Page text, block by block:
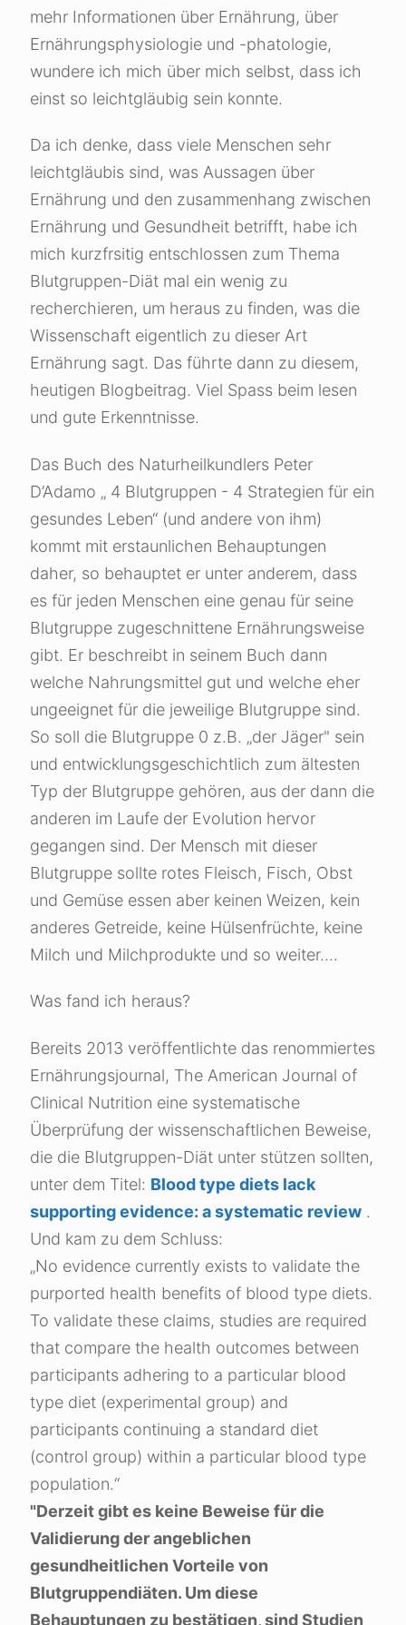
mehr Informationen über Ernährung, über
Ernährungsphysiologie und -phatologie,
wundere ich mich über mich selbst, dass ich
einst so leichtgläubig sein konnte.
Da ich denke, dass viele Menschen sehr
leichtgläubis sind, was Aussagen über
Ernährung und den zusammenhang zwischen
Ernährung und Gesundheit betrifft, habe ich
mich kurzfrsitig entschlossen zum Thema
Blutgruppen-Diät mal ein wenig zu
recherchieren, um heraus zu finden, was die
Wissenschaft eigentlich zu dieser Art
Ernährung sagt. Das führte dann zu diesem,
heutigen Blogbeitrag. Viel Spass beim lesen
und gute Erkenntnisse.
Das Buch des Naturheilkundlers Peter
D’Adamo „ 4 Blutgruppen - 4 Strategien für ein
gesundes Leben“ (und andere von ihm)
kommt mit erstaunlichen Behauptungen
daher, so behauptet er unter anderem, dass
es für jeden Menschen eine genau für seine
Blutgruppe zugeschnittene Ernährungsweise
gibt. Er beschreibt in seinem Buch dann
welche Nahrungsmittel gut und welche eher
ungeeignet für die jeweilige Blutgruppe sind.
So soll die Blutgruppe 0 z.B. „der Jäger" sein
und entwicklungsgeschichtlich zum ältesten
Typ der Blutgruppe gehören, aus der dann die
anderen im Laufe der Evolution hervor
gegangen sind. Der Mensch mit dieser
Blutgruppe sollte rotes Fleisch, Fisch, Obst
und Gemüse essen aber keinen Weizen, kein
anderes Getreide, keine Hülsenfrüchte, keine
Milch und Milchprodukte und so weiter….
Was fand ich heraus?
Bereits 2013 veröffentlichte das renommiertes
Ernährungsjournal, The American Journal of
Clinical Nutrition eine systematische
Überprüfung der wissenschaftlichen Beweise,
die die Blutgruppen-Diät unter stützen sollten,
unter dem Titel: Blood type diets lack
supporting evidence: a systematic review .
Und kam zu dem Schluss:
„No evidence currently exists to validate the
purported health benefits of blood type diets.
To validate these claims, studies are required
that compare the health outcomes between
participants adhering to a particular blood
type diet (experimental group) and
participants continuing a standard diet
(control group) within a particular blood type
population.“
"Derzeit gibt es keine Beweise für die
Validierung der angeblichen
gesundheitlichen Vorteile von
Blutgruppendiäten. Um diese
Behauptungen zu bestätigen, sind Studien